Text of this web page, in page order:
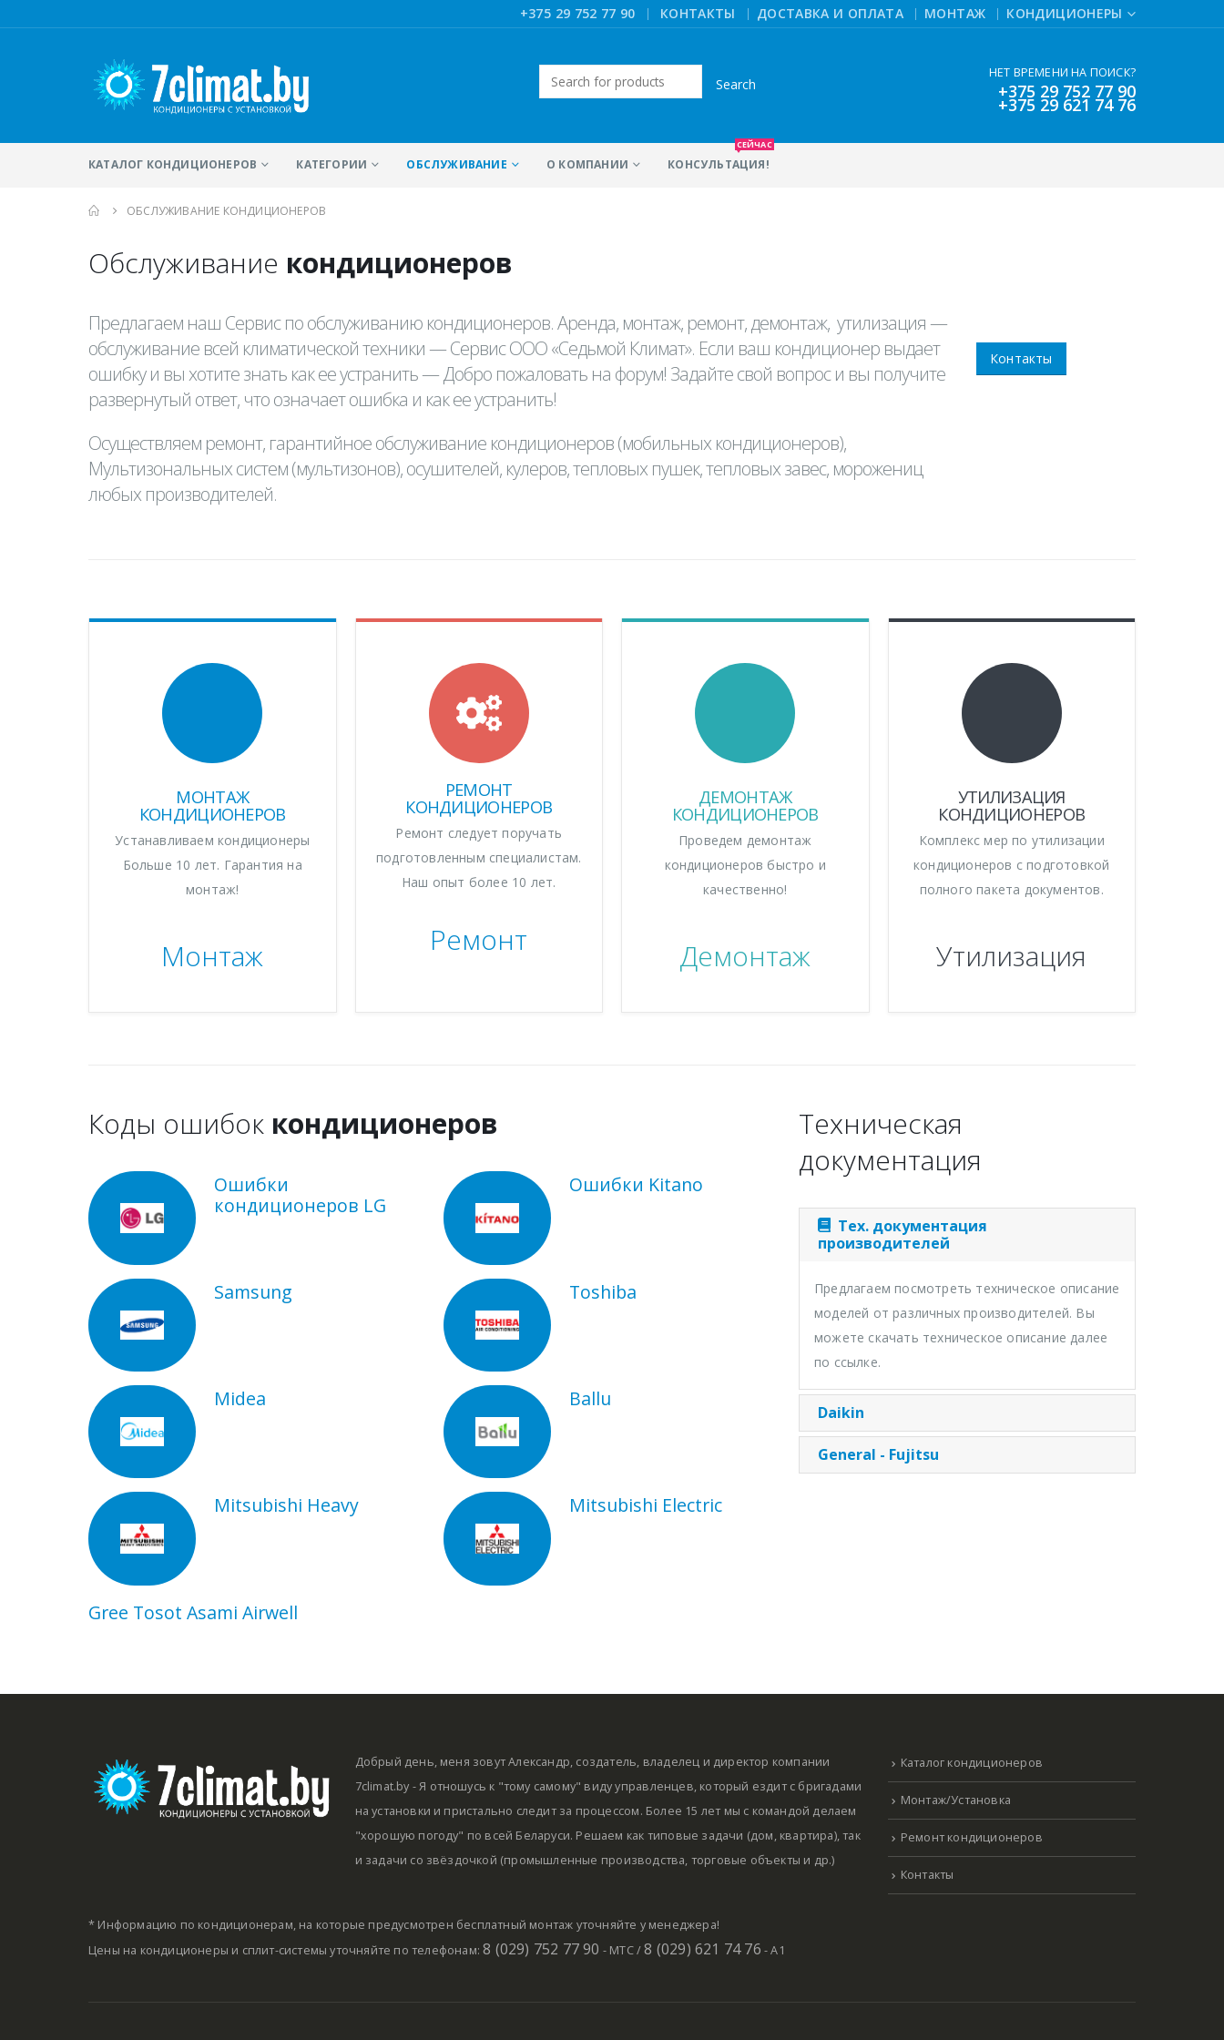
+375 29 752 77 90 | КОНТАКТЫ ДОСТАВКА И ОПЛАТА МОНТАЖ КОНДИЦИОНЕРЫ
Искать: НЕТ ВРЕМЕНИ НА ПОИСК?
+375 29 752 77 90
+375 29 621 74 76
КАТАЛОГ КОНДИЦИОНЕРОВ КАТЕГОРИИ ОБСЛУЖИВАНИЕ О КОМПАНИИ КОНСУЛЬТАЦИЯ!
СЕЙЧАС
ОБСЛУЖИВАНИЕ КОНДИЦИОНЕРОВ
Обслуживание кондиционеров
Предлагаем наш Сервис по обслуживанию кондиционеров. Аренда, монтаж, ремонт, демонтаж, утилизация —
обслуживание всей климатической техники — Сервис ООО «Седьмой Климат». Если ваш кондиционер выдает
ошибку и вы хотите знать как ее устранить — Добро пожаловать на форум! Задайте свой вопрос и вы получите
развернутый ответ, что означает ошибка и как ее устранить!
Осуществляем ремонт, гарантийное обслуживание кондиционеров (мобильных кондиционеров),
Мультизональных систем (мультизонов), осушителей, кулеров, тепловых пушек, тепловых завес, морожениц
любых производителей.
Контакты
МОНТАЖ
КОНДИЦИОНЕРОВ
Устанавливаем кондиционеры
Больше 10 лет. Гарантия на
монтаж!
Монтаж
РЕМОНТ
КОНДИЦИОНЕРОВ
Ремонт следует поручать
подготовленным специалистам.
Наш опыт более 10 лет.
Ремонт
ДЕМОНТАЖ
КОНДИЦИОНЕРОВ
Проведем демонтаж
кондиционеров быстро и
качественно!
Демонтаж
УТИЛИЗАЦИЯ
КОНДИЦИОНЕРОВ
Комплекс мер по утилизации
кондиционеров с подготовкой
полного пакета документов.
Утилизация
Коды ошибок кондиционеров
Ошибки
кондиционеров LG
Ошибки Kitano
Samsung Toshiba
Midea Ballu
Mitsubishi Heavy Mitsubishi Electric
Gree Tosot Asami Airwell
Техническая
документация
Тех. документация
производителей
Предлагаем посмотреть техническое описание
моделей от различных производителей. Вы
можете скачать техническое описание далее
по ссылке.
Daikin
General - Fujitsu
Добрый день, меня зовут Александр, создатель, владелец и директор компании
7climat.by - Я отношусь к "тому самому" виду управленцев, который ездит с бригадами
на установки и пристально следит за процессом. Более 15 лет мы с командой делаем
"хорошую погоду" по всей Беларуси. Решаем как типовые задачи (дом, квартира), так
и задачи со звёздочкой (промышленные производства, торговые объекты и др.)
Каталог кондиционеров
Монтаж/Установка
Ремонт кондиционеров
Контакты
* Информацию по кондиционерам, на которые предусмотрен бесплатный монтаж уточняйте у менеджера!
Цены на кондиционеры и сплит-системы уточняйте по телефонам:8 (029) 752 77 90 - МТС /8 (029) 621 74 76 - А1